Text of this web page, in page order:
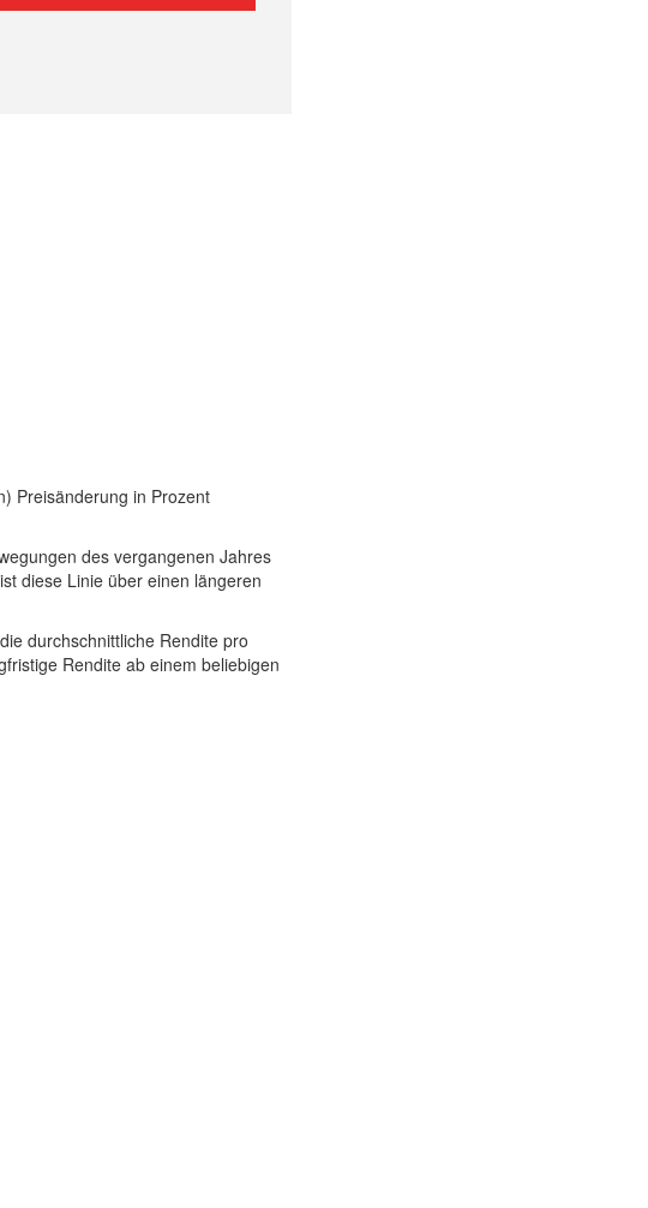
Preisänderung in Prozent
des vergangenen Jahres
diese Linie über einen längeren
durchschnittliche Rendite pro
Rendite ab einem beliebigen